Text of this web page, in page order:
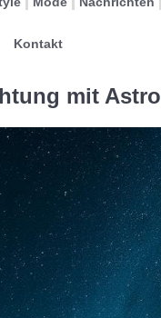
Kontakt
mit